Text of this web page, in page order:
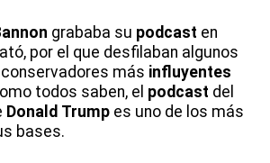
grababa su podcast en
por el que desfilaban algunos
más influyentes
todos saben, el podcast del
Donald Trump es uno de los más
bases.